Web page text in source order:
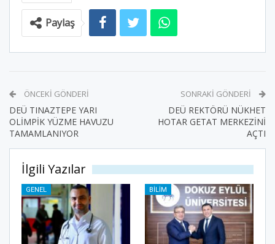
Paylaş
ÖNCEKI GÖNDERI
DEÜ TINAZTEPE YARI
OLİMPİK YÜZME HAVUZU
TAMAMLANIYOR
SONRAKI GÖNDERI
DEÜ REKTÖRÜ NÜKHET
HOTAR GETAT MERKEZİNİ
AÇTI
İlgili Yazılar
GENEL BILIM